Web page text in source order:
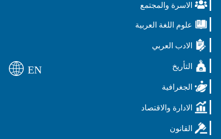
الاسرة والمجتمع
علوم اللغة العربية
الادب العربي
التأريخ
الجغرافية
الادارة والاقتصاد
القانون
EN